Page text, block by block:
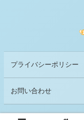
プライバシーポリシー
お問い合わせ